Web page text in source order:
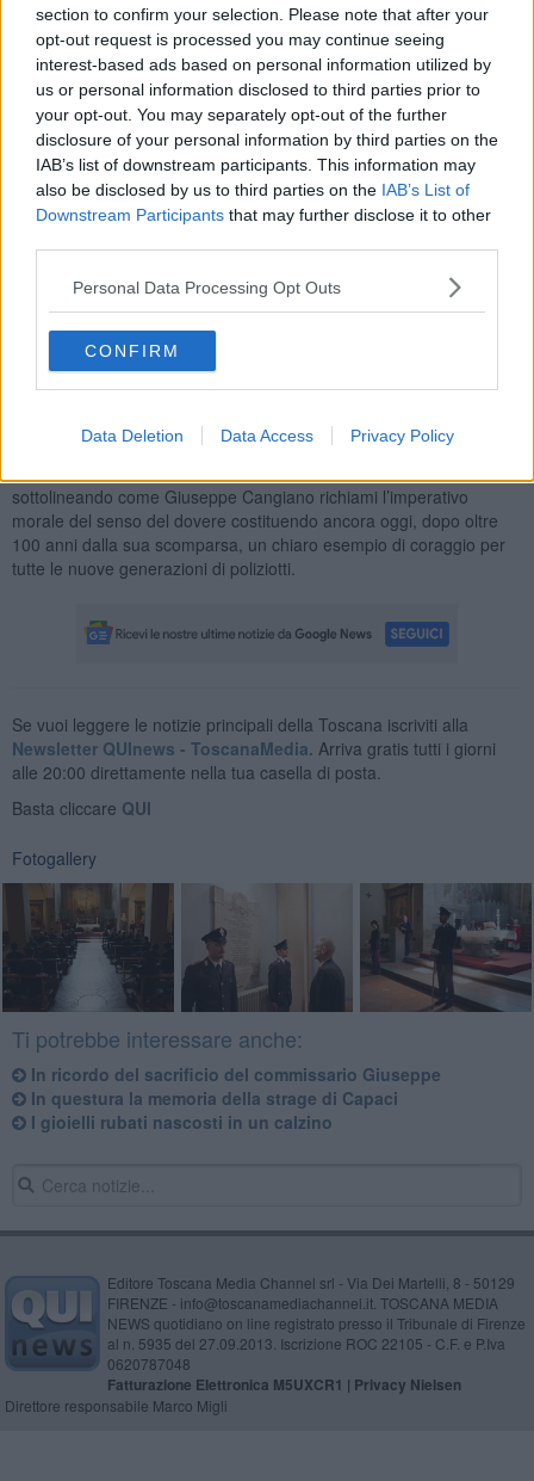
section to confirm your selection. Please note that after your
opt-out request is processed you may continue seeing
interest-based ads based on personal information utilized by
us or personal information disclosed to third parties prior to
your opt-out. You may separately opt-out of the further
disclosure of your personal information by third parties on the
IAB’s list of downstream participants. This information may
also be disclosed by us to third parties on the IAB’s List of
Downstream Participants that may further disclose it to other
Personal Data Processing Opt Outs
CONFIRM
Data Deletion Data Access Privacy Policy
A seguire il Questore si è fermato insieme al Cappellano e al
presidente dell’ANPS di Firenze Sergio Tinti per un momento di
raccoglimento di fronte alla lapide commemorativa posta nell’atrio
monumentale di via San Gallo dove si legge: “…raggiunto… nel
nobile esercizio del dovere svolgendo missione di pace da insidia di
mano assassina che troncandone la vita creava un
martire…”. Nella vicina Chiesa di San Giovannino dei Cavalieri è
monsignor Luigi Innocenti.
Durante la funzione, avvenuta anche alla presenza di alcuni
familiari del Commissario Cangiano, dopo un’introduzione storica
curata dal presidente dell’ANPS di Firenze, Monsignor Innocenti ha
ribadito il significato della parola “martire” che appare sulla lapide
della Questura di Firenze: “martire significa testimone di verità,
dovere per aver difeso la pace, fino al sacrificio estremo.
sottolineando come Giuseppe Cangiano richiami l’imperativo
morale del senso del dovere costituendo ancora oggi, dopo oltre
100 anni dalla sua scomparsa, un chiaro esempio di coraggio per
tutte le nuove generazioni di poliziotti.
Se vuoi leggere le notizie principali della Toscana iscriviti alla
Newsletter QUInews - ToscanaMedia. Arriva gratis tutti i giorni
alle 20:00 direttamente nella tua casella di posta.
Basta cliccare QUI
Fotogallery
Ti potrebbe interessare anche:
In ricordo del sacrificio del commissario Giuseppe
In questura la memoria della strage di Capaci
I gioielli rubati nascosti in un calzino
Editore Toscana Media Channel srl - Via Dei Martelli, 8 - 50129
FIRENZE - info@toscanamediachannel.it. TOSCANA MEDIA
NEWS quotidiano on line registrato presso il Tribunale di Firenze
al n. 5935 del 27.09.2013. Iscrizione ROC 22105 - C.F. e P.Iva
0620787048
Fatturazione Elettronica M5UXCR1 | Privacy Nielsen
Direttore responsabile Marco Migli